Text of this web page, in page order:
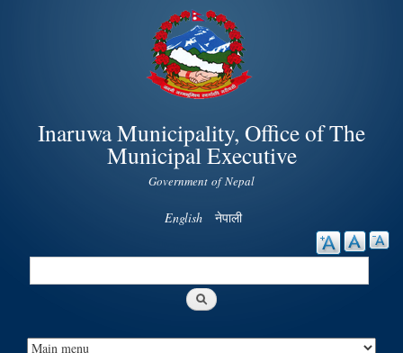
Skip to
main
content
Inaruwa Municipality, Office of The
Municipal Executive
Government of Nepal
English नेपाली
Search